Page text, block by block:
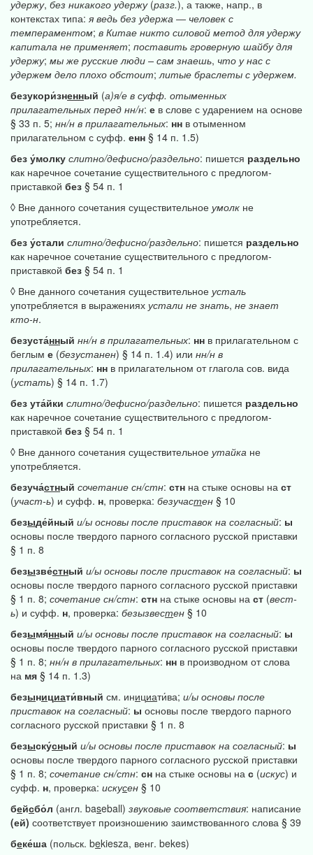
удержу, без никакого удержу(разг.), а также, напр., в
контекстах типа: я ведь без удержа ― человек с
темпераментом; в Китае никто силовой метод для удержу
капитала не применяет; поставить гроверную шайбу для
удержу; мы же русские люди – сам знаешь, что у нас с
удержем дело плохо обстоит;литые браслеты с удержем.
безукори́зненный (а)я/е в суфф. отыменных
прилагательных перед нн/н: е в слове с ударением на основе
§ 33 п. 5; нн/н в прилагательных: нн в отыменном
прилагательном с суфф. енн § 14 п. 1.5)
без у́молку слитно/дефисно/раздельно: пишется раздельно
как наречное сочетание существительного с предлогом-
приставкой без § 54 п. 1
◊ Вне данного сочетания существительное умолк не
употребляется.
без у́стали слитно/дефисно/раздельно: пишется раздельно
как наречное сочетание существительного с предлогом-
приставкой без § 54 п. 1
◊ Вне данного сочетания существительное усталь
употребляется в выражениях устали не знать, не знает
кто-н.
безуста́нный нн/н в прилагательных: нн в прилагательном с
беглым е (безустанен) § 14 п. 1.4) или нн/н в
прилагательных: нн в прилагательном от глагола сов. вида
(устать) § 14 п. 1.7)
без ута́йки слитно/дефисно/раздельно: пишется раздельно
как наречное сочетание существительного с предлогом-
приставкой без § 54 п. 1
◊ Вне данного сочетания существительное утайка не
употребляется.
безуча́стный сочетание сн/стн: стн на стыке основы на ст
(участ-ь) и суфф. н, проверка: безучастен § 10
безыде́йный и/ы основы после приставок на согласный: ы
основы после твердого парного согласного русской приставки
§ 1 п. 8
безызве́стный и/ы основы после приставок на согласный: ы
основы после твердого парного согласного русской приставки
§ 1 п. 8; сочетание сн/стн: стн на стыке основы на ст (вест-
ь) и суфф. н, проверка: безызвестен § 10
безымя́нный и/ы основы после приставок на согласный: ы
основы после твердого парного согласного русской приставки
§ 1 п. 8; нн/н в прилагательных: нн в производном от слова
на мя § 14 п. 1.3)
безынициати́вный см. инициати́ва; и/ы основы после
приставок на согласный: ы основы после твердого парного
согласного русской приставки § 1 п. 8
безыску́сный и/ы основы после приставок на согласный: ы
основы после твердого парного согласного русской приставки
§ 1 п. 8; сочетание сн/стн: сн на стыке основы на с (искус) и
суфф. н, проверка: искусен § 10
бейсбо́л (англ. baseball) звуковые соответствия: написание
(ей) соответствует произношению заимствованного слова § 39
беке́ша (польск. bekiesza, венг. bekes)